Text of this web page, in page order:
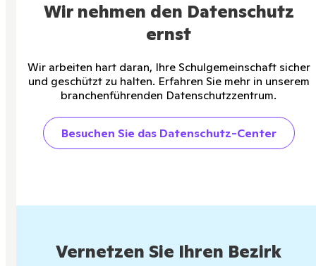
Wir nehmen den Datenschutz
ernst
Wir arbeiten hart daran, Ihre Schulgemeinschaft sicher
und geschützt zu halten. Erfahren Sie mehr in unserem
branchenführenden Datenschutzzentrum.
Besuchen Sie das Datenschutz-Center
Vernetzen Sie Ihren Bezirk